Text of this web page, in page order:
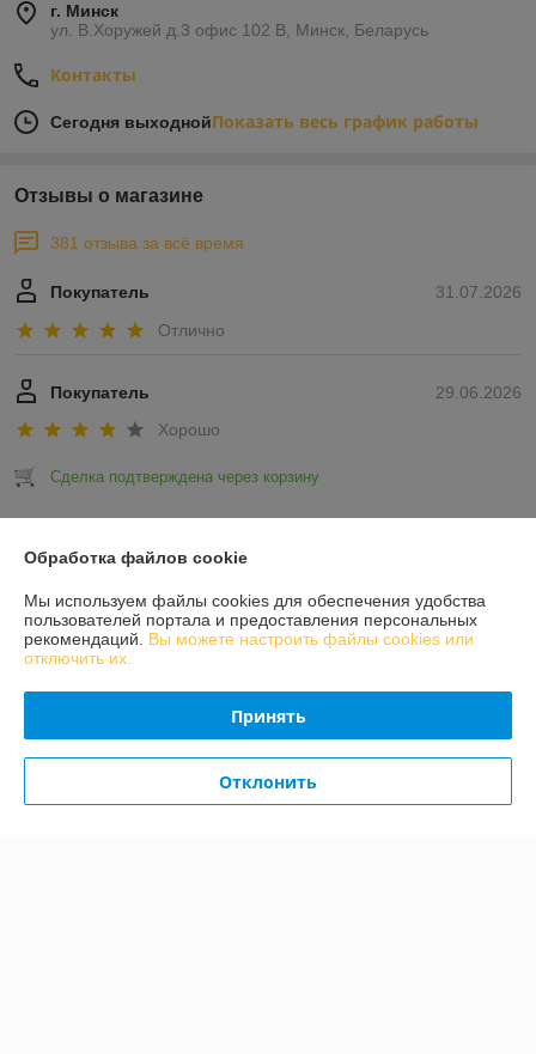
г. Минск
ул. В.Хоружей д.3 офис 102 В, Минск, Беларусь
Контакты
Сегодня выходнойПоказать весь график работы
Отзывы о магазине
381 отзыва за всё время
31.07.2026
Покупатель
Отлично
29.06.2026
Покупатель
Хорошо
Сделка подтверждена через корзину
О нас
Обработка файлов cookie
Мы используем файлы cookies для обеспечения удобства
пользователей портала и предоставления персональных
рекомендаций. Вы можете настроить файлы cookies или
отключить их.
Принять
Отклонить